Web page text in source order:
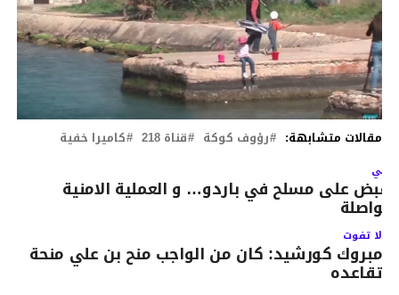
مقالات متشابهة: رؤوف كوكة قناة 218 كاميرا خفية
على مسلح في باردو… و العملية الامنية
لا تفوت
مبروك كورشيد: كان من الواجب منح بن علي منحة
تقاعده